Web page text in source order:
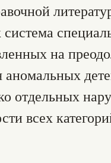
система
на
аномальных
отдельных
всех